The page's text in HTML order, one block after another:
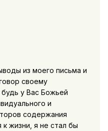
из моего письма и
своему
у Вас Божьей
и
содержания
жизни, я не стал бы